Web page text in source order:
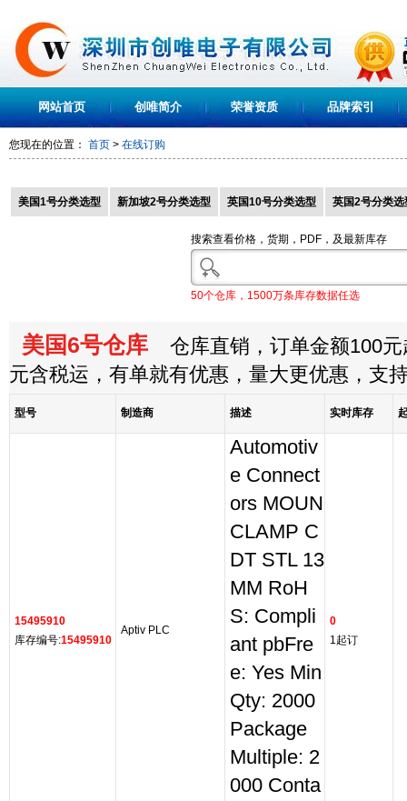
网站首页 创唯简介 荣誉资质 品牌索引
您现在的位置： 首页 > 在线订购
美国1号分类选型 新加坡2号分类选型 英国10号分类选型 英国2号分类选
搜索查看价格，货期，PDF，及最新库存
50个仓库，1500万条库存数据任选
美国6号仓库 仓库直销，订单金额100元
元含税运，有单就有优惠，量大更优惠，支
型号 制造商 描述 实时库存
15495910
库存编号:15495910
Aptiv PLC
Automotiv
e Connect
ors MOUN
CLAMP C
DT STL 13
MM RoH
S: Compli
ant pbFre
e: Yes Min
Qty: 2000
Package
Multiple: 2
000 Conta
0
1起订